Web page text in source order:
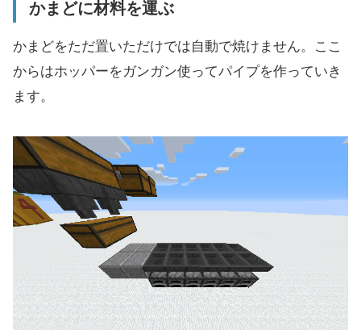
かまどに材料を運ぶ
かまどをただ置いただけでは自動で焼けません。ここ
からはホッパーをガンガン使ってパイプを作っていき
ます。